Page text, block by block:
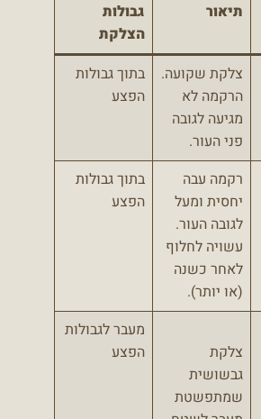
תיאור
גבולות
הצלקת
צלקת שקועה.
הרקמה לא
מגיעה לגובה
פני העור.
בתוך גבולות
הפצע
רקמה עבה
יחסית ומעל
לגובה העור.
עשויה לחלוף
לאחר כשנה
(או יותר).
בתוך גבולות
הפצע
צלקת
גבשושית
שמתפשטת
מעבר לגבולות
הפצע